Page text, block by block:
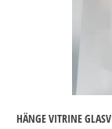
HÄNGE VITRINE